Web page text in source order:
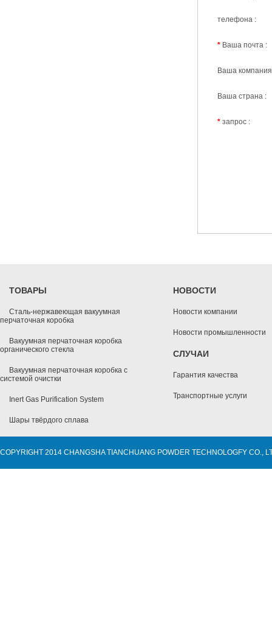
телефона :
* Ваша почта :
Ваша
Ваша страна :
* запрос :
ТОВАРЫ
Сталь-нержавеющая вакуумная
перчаточная коробка
Вакуумная перчаточная коробка
органического стекла
Вакуумная перчаточная коробка с
системой очистки
Inert Gas Purification System
Шары твёрдого сплава
НОВОСТИ
Новости компании
Новости промышленности
СЛУЧАИ
Гарантия качества
Транспортные услуги
COPYRIGHT 2014 CHANGSHA TIANCHUANG POWDER TECHNOLOGFY CO.,